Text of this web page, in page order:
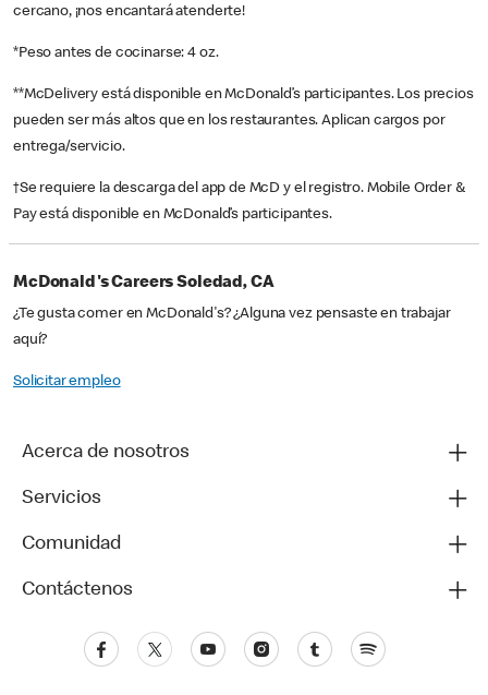
cercano, ¡nos encantará atenderte!
*Peso antes de cocinarse: 4 oz.
**McDelivery está disponible en McDonald’s participantes. Los precios
pueden ser más altos que en los restaurantes. Aplican cargos por
entrega/servicio.
†Se requiere la descarga del app de McD y el registro. Mobile Order &
Pay está disponible en McDonald’s participantes.
McDonald's Careers Soledad, CA
¿Te gusta comer en McDonald's? ¿Alguna vez pensaste en trabajar
aquí?
Solicitar empleo
Acerca de nosotros
Servicios
Comunidad
Contáctenos